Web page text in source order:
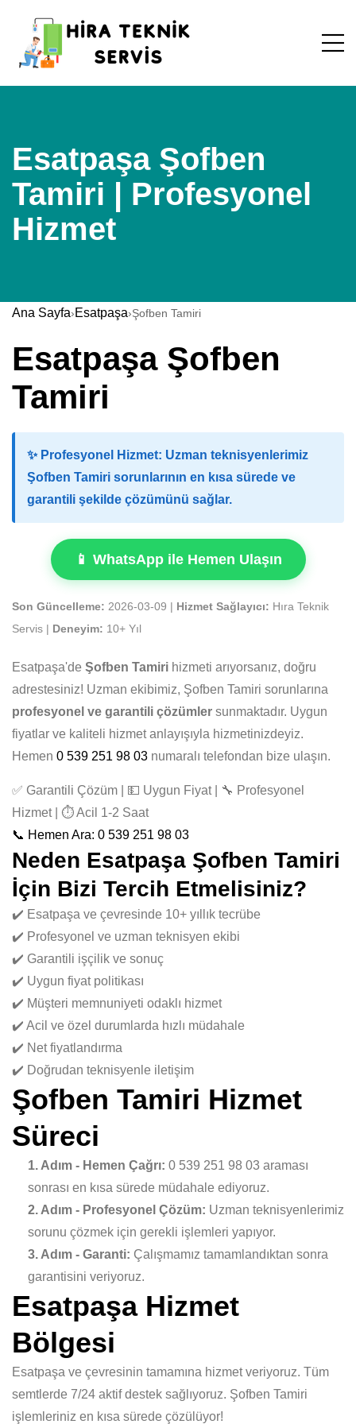
Esatpaşa Şofben
Tamiri | Profesyonel
Hizmet
Ana Sayfa›Esatpaşa›Şofben Tamiri
Esatpaşa Şofben
Tamiri
✨ Profesyonel Hizmet: Uzman teknisyenlerimiz
Şofben Tamiri sorunlarının en kısa sürede ve
garantili şekilde çözümünü sağlar.
📱 WhatsApp ile Hemen Ulaşın
Son Güncelleme: 2026-03-09 | Hizmet Sağlayıcı: Hıra Teknik
Servis |
Deneyim: 10+ Yıl
Esatpaşa'de Şofben Tamiri hizmeti arıyorsanız, doğru
adrestesiniz! Uzman ekibimiz, Şofben Tamiri sorunlarına
profesyonel ve garantili çözümler sunmaktadır. Uygun
fiyatlar ve kaliteli hizmet anlayışıyla hizmetinizdeyiz.
Hemen 0 539 251 98 03 numaralı telefondan bize ulaşın.
✅ Garantili Çözüm | 💵 Uygun Fiyat | 🔧 Profesyonel
Hizmet | ⏱️ Acil 1-2 Saat
📞 Hemen Ara: 0 539 251 98 03
Neden Esatpaşa Şofben Tamiri
İçin Bizi Tercih Etmelisiniz?
✔️ Esatpaşa ve çevresinde 10+ yıllık tecrübe
✔️ Profesyonel ve uzman teknisyen ekibi
✔️ Garantili işçilik ve sonuç
✔️ Uygun fiyat politikası
✔️ Müşteri memnuniyeti odaklı hizmet
✔️ Acil ve özel durumlarda hızlı müdahale
✔️ Net fiyatlandırma
✔️ Doğrudan teknisyenle iletişim
Şofben Tamiri Hizmet
Süreci
1. Adım - Hemen Çağrı: 0 539 251 98 03 araması
sonrası en kısa sürede müdahale ediyoruz.
2. Adım - Profesyonel Çözüm: Uzman teknisyenlerimiz
sorunu çözmek için gerekli işlemleri yapıyor.
3. Adım - Garanti: Çalışmamız tamamlandıktan sonra
garantisini veriyoruz.
Esatpaşa Hizmet
Bölgesi
Esatpaşa ve çevresinin tamamına hizmet veriyoruz. Tüm
semtlerde 7/24 aktif destek sağlıyoruz. Şofben Tamiri
işlemleriniz en kısa sürede çözülüyor!